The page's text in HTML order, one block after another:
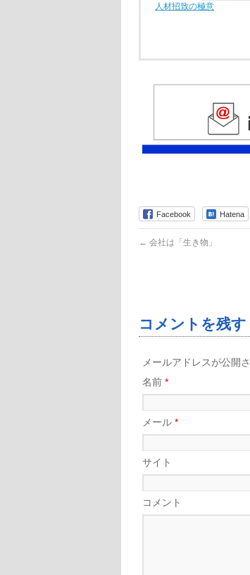
人材招致の極意
Facebook Hatena
← 会社は「生き物」
コメントを残す
メールアドレスが公開
名前 *
メール *
サイト
コメント